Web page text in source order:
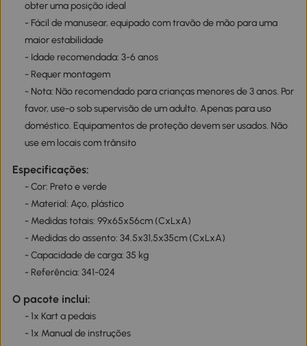
obter uma posição ideal
- Fácil de manusear, equipado com travão de mão para uma
maior estabilidade
- Idade recomendada: 3-6 anos
- Requer montagem
- Nota: Não recomendado para crianças menores de 3 anos. Por
favor, use-o sob supervisão de um adulto. Apenas para uso
doméstico. Equipamentos de proteção devem ser usados. Não
use em locais com trânsito
Especificações:
- Cor: Preto e verde
- Material: Aço, plástico
- Medidas totais: 99x65x56cm (CxLxA)
- Medidas do assento: 34.5x31,5x35cm (CxLxA)
- Capacidade de carga: 35 kg
- Referência: 341-024
O pacote inclui:
- 1x Kart a pedais
- 1x Manual de instruções